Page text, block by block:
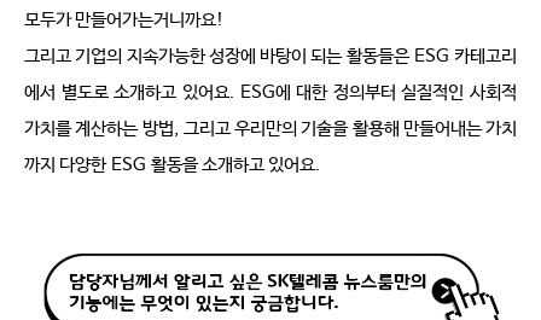
모두가 만들어가는거니까요!
그리고 기업의 지속가능한 성장에 바탕이 되는 활동들은 ESG 카테고리
에서 별도로 소개하고 있어요. ESG에 대한 정의부터 실질적인 사회적
가치를 계산하는 방법, 그리고 우리만의 기술을 활용해 만들어내는 가치
까지 다양한 ESG 활동을 소개하고 있어요.